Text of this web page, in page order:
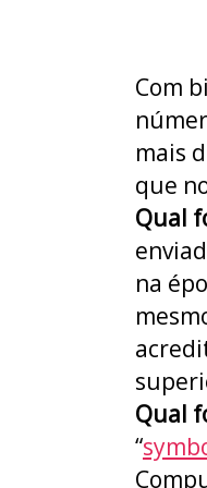
Com
mais
que
Qual
na
Qual
“